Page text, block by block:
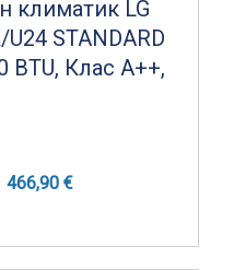
климатик LG
U24 STANDARD
BTU, Клас A++,
466,90 €